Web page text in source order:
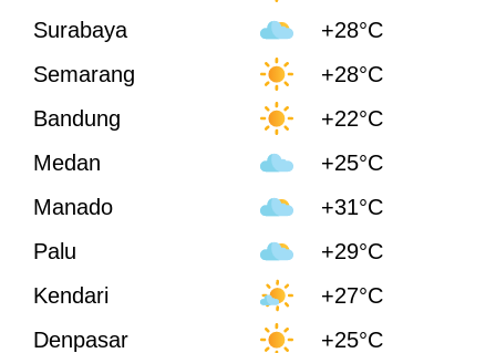
Surabaya
+28°C
Semarang
+28°C
Bandung
+22°C
Medan
+25°C
Manado
+31°C
Palu
+29°C
Kendari
+27°C
Denpasar
+25°C